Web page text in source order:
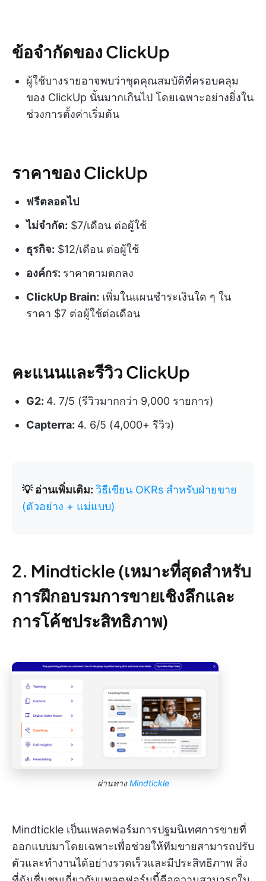
ข้อจำกัดของ ClickUp
ผู้ใช้บางรายอาจพบว่าชุดคุณสมบัติที่ครอบคลุม
ของ ClickUp นั้นมากเกินไป โดยเฉพาะอย่างยิ่งใน
ช่วงการตั้งค่าเริ่มต้น
ราคาของ ClickUp
ฟรีตลอดไป
ไม่จำกัด: $7/เดือน ต่อผู้ใช้
ธุรกิจ: $12/เดือน ต่อผู้ใช้
องค์กร: ราคาตามตกลง
ClickUp Brain: เพิ่มในแผนชำระเงินใด ๆ ใน
ราคา $7 ต่อผู้ใช้ต่อเดือน
คะแนนและรีวิว ClickUp
G2: 4. 7/5 (รีวิวมากกว่า 9,000 รายการ)
Capterra: 4. 6/5 (4,000+ รีวิว)
💡 อ่านเพิ่มเติม: วิธีเขียน OKRs สำหรับฝ่ายขาย
(ตัวอย่าง + แม่แบบ)
2. Mindtickle (เหมาะที่สุดสำหรับ
การฝึกอบรมการขายเชิงลึกและ
การโค้ชประสิทธิภาพ)
ผ่านทางMindtickle
Mindtickle เป็นแพลตฟอร์มการปฐมนิเทศการขายที่
ออกแบบมาโดยเฉพาะเพื่อช่วยให้ทีมขายสามารถปรับ
ตัวและทำงานได้อย่างรวดเร็วและมีประสิทธิภาพ สิ่ง